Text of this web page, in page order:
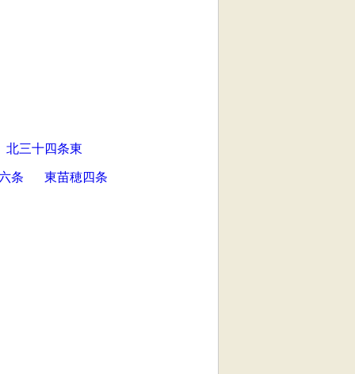
北三十四条東
条 東苗穂四条